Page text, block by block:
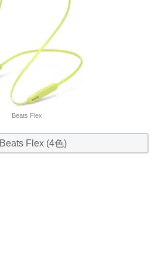
Beats Flex
Beats Flex (4色)